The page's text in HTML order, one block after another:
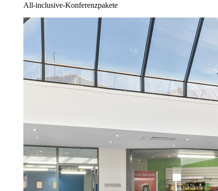
All-inclusive-Konferenzpakete